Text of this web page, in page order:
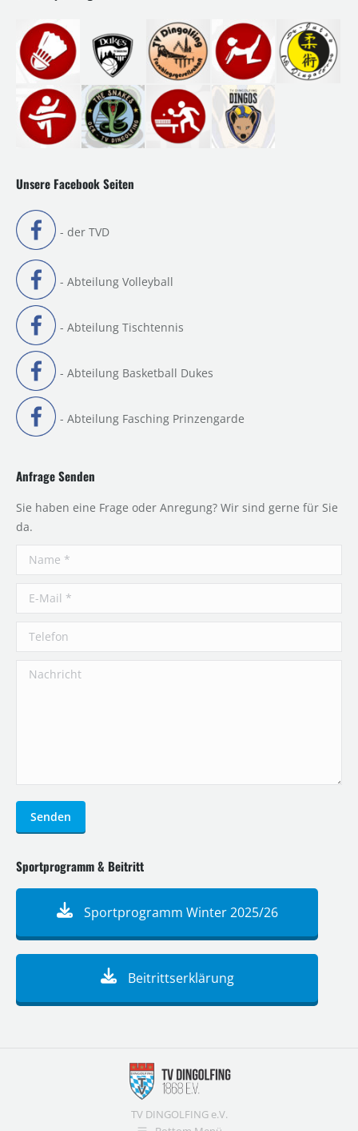
Unsere Facebook Seiten
- der TVD
- Abteilung Volleyball
- Abteilung Tischtennis
- Abteilung Basketball Dukes
- Abteilung Fasching Prinzengarde
Anfrage Senden
Sie haben eine Frage oder Anregung? Wir sind gerne für Sie
da.
Name *
E-Mail *
Telefon
Nachricht
Senden
Sportprogramm & Beitritt
Sportprogramm Winter 2025/26
Beitrittserklärung
TV DINGOLFING e.V.